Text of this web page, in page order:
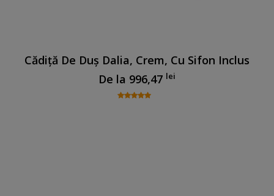
Cădiță De Duș Dalia, Crem, Cu Sifon Inclus
De la 996,47 lei